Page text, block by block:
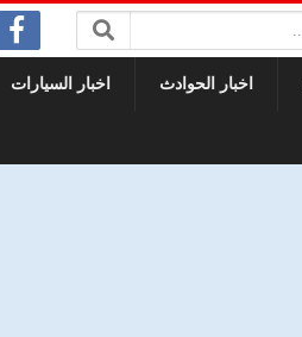
اخبار الحوادث اخبار السيارات